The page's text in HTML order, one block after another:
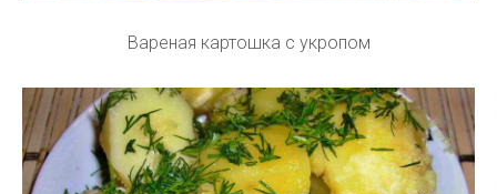
Вареная картошка с укропом